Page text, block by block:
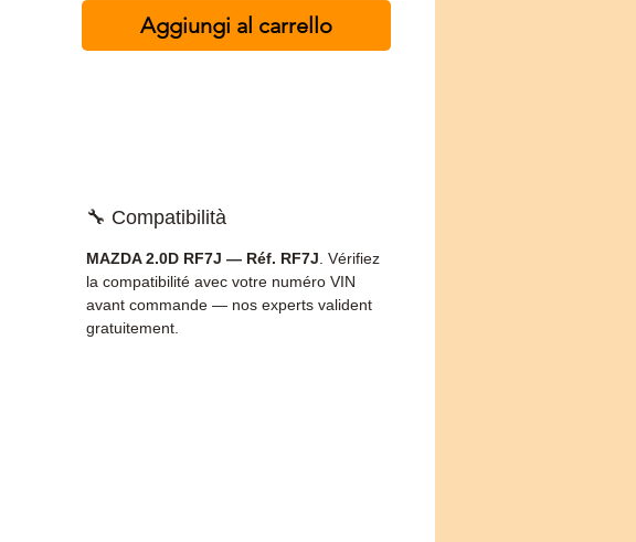
Aggiungi al carrello
🔧 Compatibilità
MAZDA 2.0D RF7J — Réf. RF7J . Vérifiez
la compatibilité avec votre numéro VIN
avant commande — nos experts valident
gratuitement.